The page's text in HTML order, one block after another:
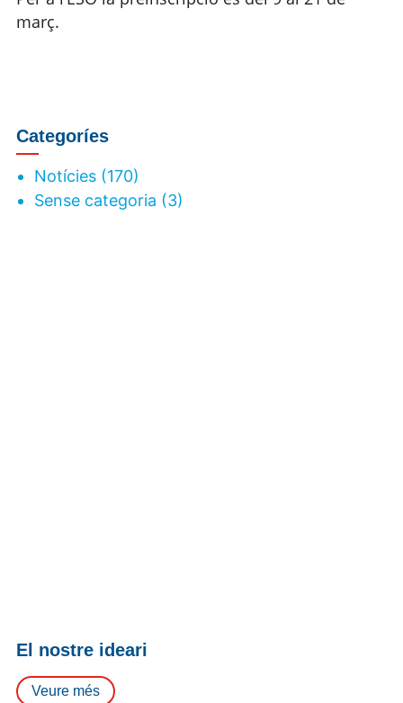
març.
Categoríes
Notícies(170)
Sense categoria (3)
El nostre ideari
Veure més